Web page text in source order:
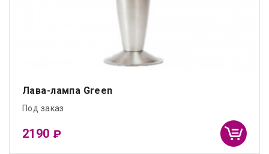
Лава-лампа Green
Под заказ
2190₽